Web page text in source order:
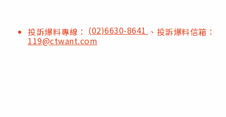
投訴爆料專線： (02)6630-8641 、投訴爆料信箱：
119@ctwant.com